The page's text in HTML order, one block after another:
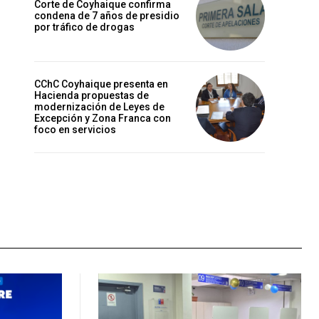
Corte de Coyhaique confirma
condena de 7 años de presidio
por tráfico de drogas
CChC Coyhaique presenta en
Hacienda propuestas de
modernización de Leyes de
Excepción y Zona Franca con
foco en servicios